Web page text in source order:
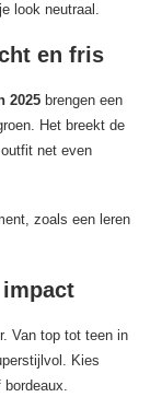
look neutraal.
en fris
2025 brengen een
Het breekt de
net even
zoals een leren
Van top tot teen in
Kies